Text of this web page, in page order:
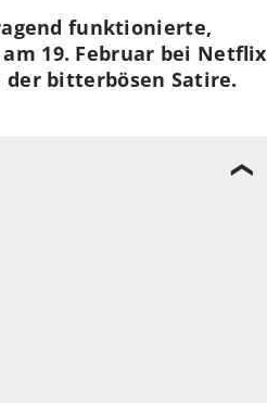
funktionierte,
19. Februar bei Netflix
bitterbösen Satire.